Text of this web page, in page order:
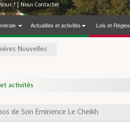
? Nous Contacter
Actualités et activités Lois et Règles
Nouvelles
activités
de Son Eminence Le Cheikh